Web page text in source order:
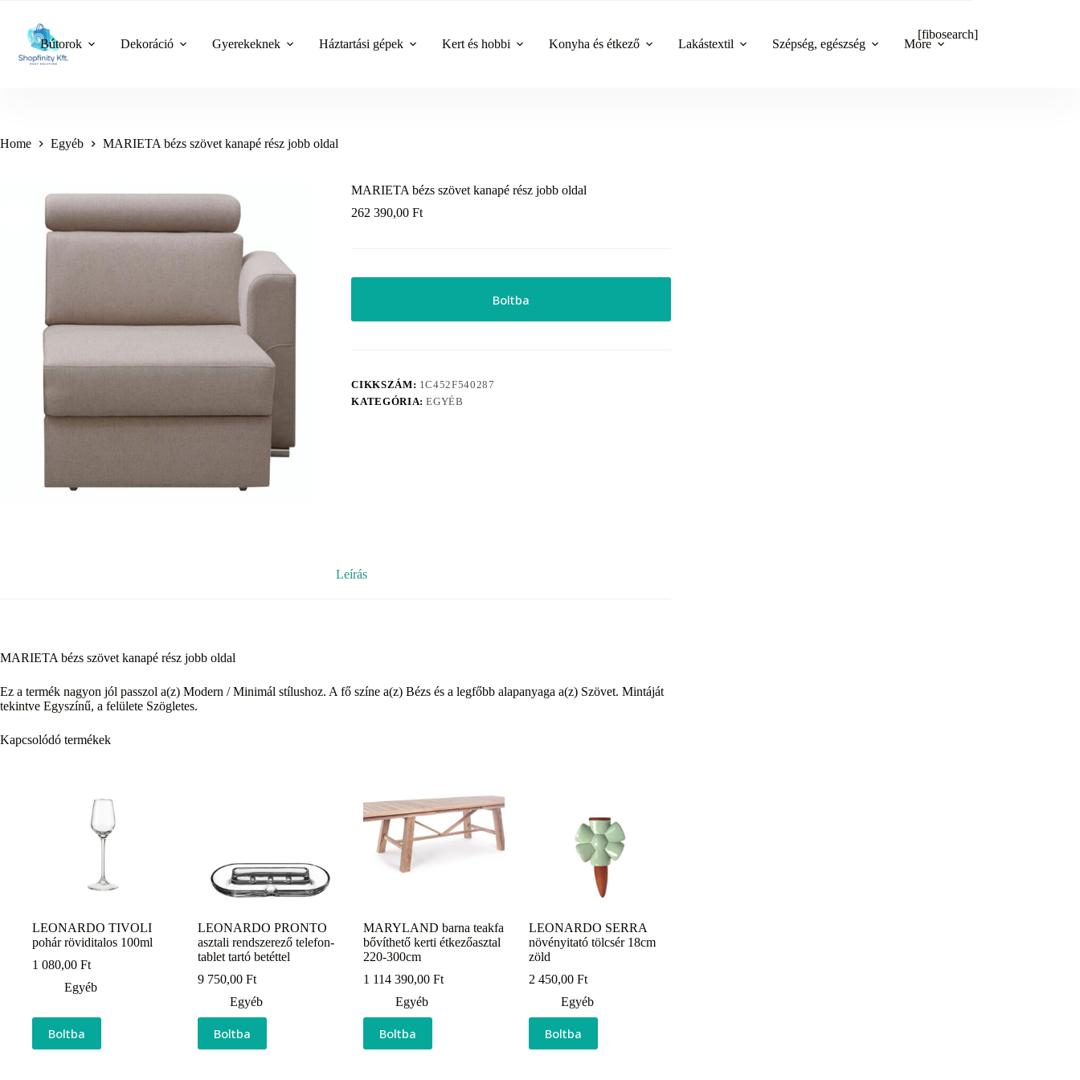
content
Bútorok Dekoráció Gyerekeknek Háztartási gépek Kert és hobbi Konyha és étkező Lakástextil Szépség, egészség More
[fibosearch]
Home Egyéb MARIETA bézs szövet kanapé rész jobb oldal
MARIETA bézs szövet kanapé rész jobb oldal
262 390,00Ft
Boltba
CIKKSZÁM: 1C452F540287
KATEGÓRIA:EGYÉB
Leírás
MARIETA bézs szövet kanapé rész jobb oldal
Ez a termék nagyon jól passzol a(z) Modern / Minimál stílushoz. A fő színe a(z) Bézs és a legfőbb alapanyaga a(z) Szövet. Mintáját
tekintve Egyszínű, a felülete Szögletes.
Kapcsolódó termékek
LEONARDO TIVOLI
pohár röviditalos 100ml
1 080,00 Ft
Egyéb
Boltba
LEONARDO PRONTO
asztali rendszerező telefon-
tablet tartó betéttel
9 750,00Ft
Egyéb
Boltba
MARYLAND barna teakfa
bővíthető kerti étkezőasztal
220-300cm
1 114 390,00Ft
Egyéb
Boltba
LEONARDO SERRA
növényitató tölcsér 18cm
zöld
2 450,00Ft
Egyéb
Boltba